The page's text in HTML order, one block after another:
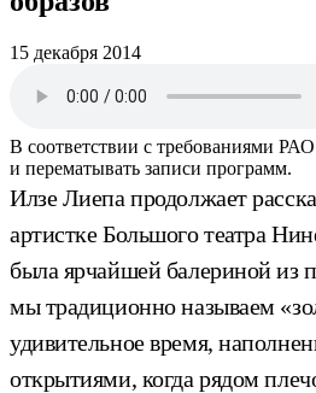
15 декабря 2014
В соответствии с требованиями РАО
и перематывать записи программ.
Илзе Лиепа продолжает
артистке Большого театра
была ярчайшей балериной из
мы традиционно называем
удивительное время,
открытиями, когда рядом